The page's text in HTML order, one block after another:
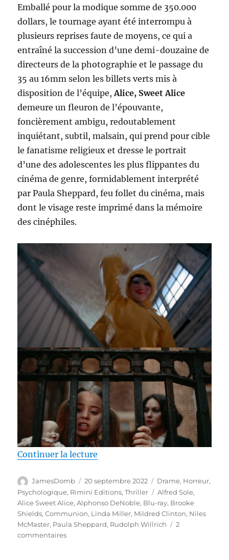
Emballé pour la modique somme de 350.000
dollars, le tournage ayant été interrompu à
plusieurs reprises faute de moyens, ce qui a
entraîné la succession d’une demi-douzaine de
directeurs de la photographie et le passage du
35 au 16mm selon les billets verts mis à
disposition de l’équipe,Alice, Sweet Alice
demeure un fleuron de l’épouvante,
foncièrement ambigu, redoutablement
inquiétant, subtil, malsain, qui prend pour cible
le fanatisme religieux et dresse le portrait
d’une des adolescentes les plus flippantes du
cinéma de genre, formidablement interprété
par Paula Sheppard, feu follet du cinéma, mais
dont le visage reste imprimé dans la mémoire
des cinéphiles.
Continuer la lecture
Auteur
JamesDomb
Publié
le
20 septembre 2022 Catégories
Drame, Horreur,
Psychologique, Rimini Editions,Thriller Étiquettes
Alfred Sole,
Alice Sweet Alice,Alphonso DeNoble, Blu-ray, Brooke
Shields,Communion, Linda Miller, Mildred Clinton, Niles
McMaster, Paula Sheppard, Rudolph Willrich
2
commentairessur